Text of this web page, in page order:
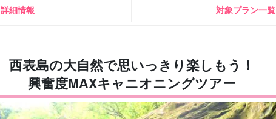
詳細情報 対象プラン一覧
西表島の大自然で思いっきり楽しもう！
興奮度MAXキャニオニングツアー